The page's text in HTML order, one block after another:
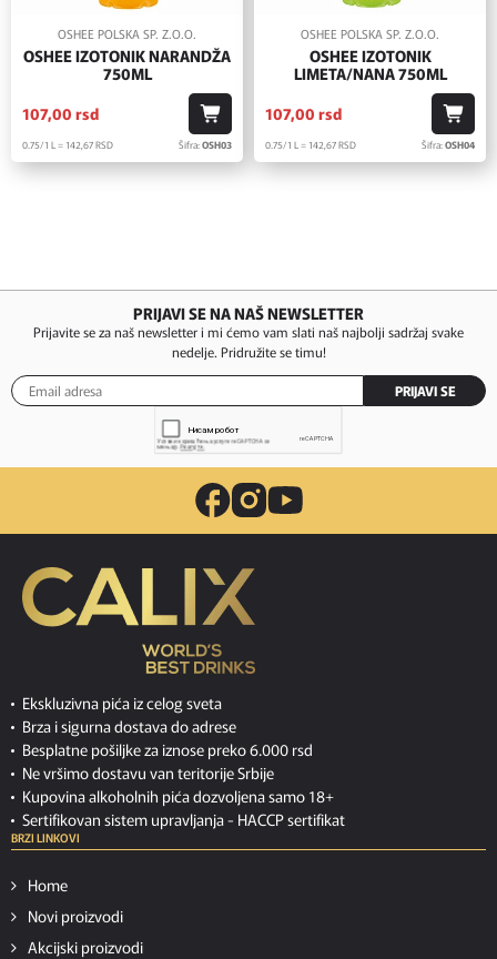
OSHEE POLSKA SP. Z.O.O.
OSHEE IZOTONIK NARANDŽA
750ML
107,00 rsd
0.75/1 L = 142,67RSD Šifra:OSH03
OSHEE POLSKA SP. Z.O.O.
OSHEE IZOTONIK
LIMETA/NANA 750ML
107,00 rsd
0.75/1 L = 142,67RSD Šifra:OSH04
PRIJAVI SE NA NAŠ NEWSLETTER
Prijavite se za naš newsletter i mi ćemo vam slati naš najbolji sadržaj svake
nedelje. Pridružite se timu!
PRIJAVI SE
Ekskluzivna pića iz celog sveta
Brza i sigurna dostava do adrese
Besplatne pošiljke za iznose preko 6.000 rsd
Ne vršimo dostavu van teritorije Srbije
Kupovina alkoholnih pića dozvoljena samo 18+
Sertifikovan sistem upravljanja - HACCP sertifikat
BRZI LINKOVI
Home
Novi proizvodi
Akcijski proizvodi